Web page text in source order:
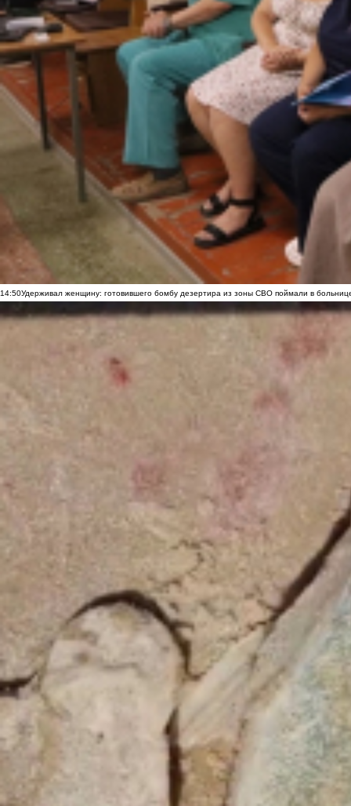
14:50Удерживал женщину: готовившего бомбу дезертира из зоны СВО поймали в